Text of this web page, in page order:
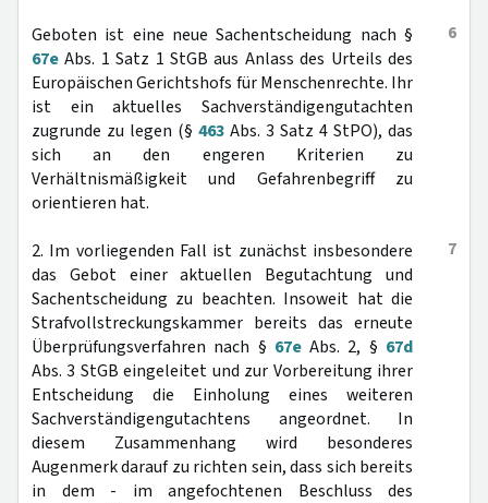
6
Geboten ist eine neue Sachentscheidung nach §
67e Abs. 1 Satz 1 StGB aus Anlass des Urteils des
Europäischen Gerichtshofs für Menschenrechte. Ihr
ist ein aktuelles Sachverständigengutachten
zugrunde zu legen (§ 463 Abs. 3 Satz 4 StPO), das
sich an den engeren Kriterien zu
Verhältnismäßigkeit und Gefahrenbegriff zu
orientieren hat.
7
2. Im vorliegenden Fall ist zunächst insbesondere
das Gebot einer aktuellen Begutachtung und
Sachentscheidung zu beachten. Insoweit hat die
Strafvollstreckungskammer bereits das erneute
Überprüfungsverfahren nach § 67eAbs. 2, § 67d
Abs. 3 StGB eingeleitet und zur Vorbereitung ihrer
Entscheidung die Einholung eines weiteren
Sachverständigengutachtens angeordnet. In
diesem Zusammenhang wird besonderes
Augenmerk darauf zu richten sein, dass sich bereits
in dem - im angefochtenen Beschluss des